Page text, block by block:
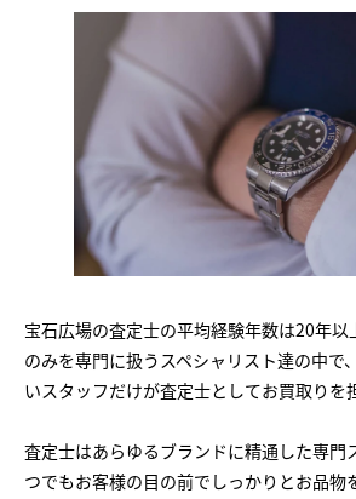
宝石広場の査定士の平均経験年数は20年以
のみを専門に扱うスペシャリスト達の中で
いスタッフだけが査定士としてお買取りを
査定士はあらゆるブランドに精通した専門
つでもお客様の目の前でしっかりとお品物